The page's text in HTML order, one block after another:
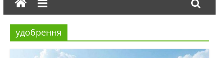
удобрення